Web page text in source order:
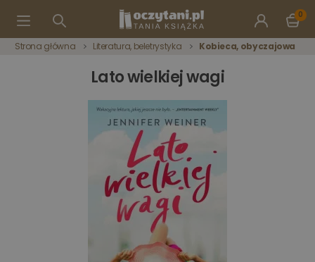
0
Strona główna Literatura, beletrystyka Kobieca, obyczajowa
Lato wielkiej wagi